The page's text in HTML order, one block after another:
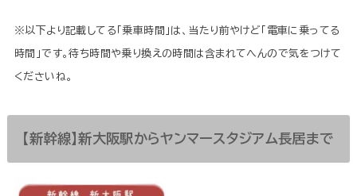
※以下より記載してる「乗車時間」は、当たり前やけど「電車に乗ってる
時間」です。待ち時間や乗り換えの時間は含まれてへんので気をつけて
くださいね。
【新幹線】新大阪駅からヤンマースタジアム長居まで